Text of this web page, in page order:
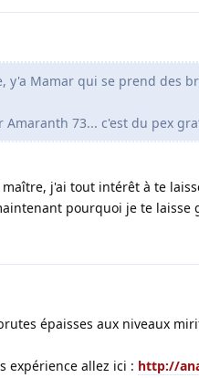
y'a Mamar qui se prend des
Amaranth 73... c'est du pex
j'ai tout intérêt à te
pourquoi je te laisse
épaisses aux niveaux
expérience allez ici : http://